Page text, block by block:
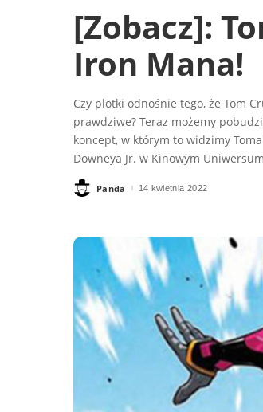
[Zobacz]:
Iron Mana!
Czy plotki odnośnie tego, że Tom
prawdziwe? Teraz możemy
koncept, w którym to widzimy
Downeya Jr. w Kinowym
Posted
by
Panda 14 kwietnia 2022